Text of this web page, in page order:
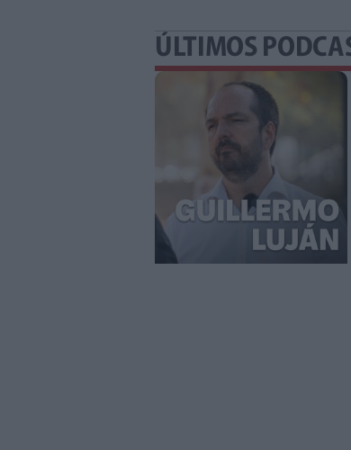
ÚLTIMOS